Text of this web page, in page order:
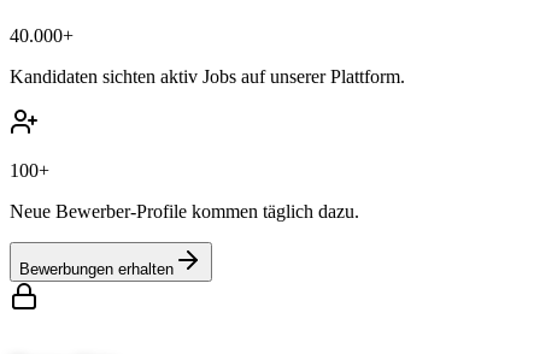
40.000+
Kandidaten sichten aktiv Jobs auf unserer Plattform.
100+
Neue Bewerber-Profile kommen täglich dazu.
Bewerbungen erhalten